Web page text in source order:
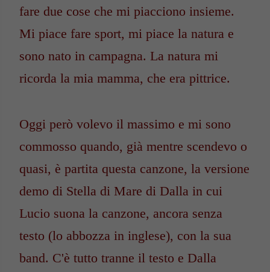
fare due cose che mi piacciono insieme.
Mi piace fare sport, mi piace la natura e
sono nato in campagna. La natura mi
ricorda la mia mamma, che era pittrice.
Oggi però volevo il massimo e mi sono
commosso quando, già mentre scendevo o
quasi, è partita questa canzone, la versione
demo di Stella di Mare di Dalla in cui
Lucio suona la canzone, ancora senza
testo (lo abbozza in inglese), con la sua
band. C'è tutto tranne il testo e Dalla